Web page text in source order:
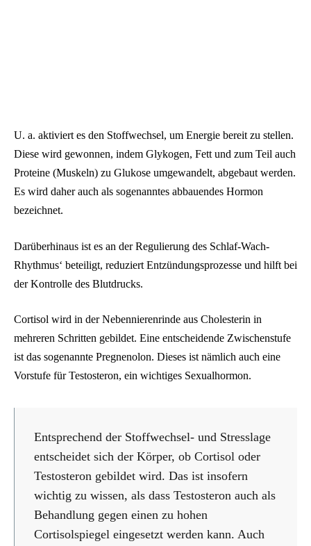
U. a. aktiviert es den Stoffwechsel, um Energie bereit zu stellen.
Diese wird gewonnen, indem Glykogen, Fett und zum Teil auch
Proteine (Muskeln) zu Glukose umgewandelt, abgebaut werden.
Es wird daher auch als sogenanntes abbauendes Hormon
bezeichnet.
Darüberhinaus ist es an der Regulierung des Schlaf-Wach-
Rhythmus‘ beteiligt, reduziert Entzündungsprozesse und hilft bei
der Kontrolle des Blutdrucks.
Cortisol wird in der Nebennierenrinde aus Cholesterin in
mehreren Schritten gebildet. Eine entscheidende Zwischenstufe
ist das sogenannte Pregnenolon. Dieses ist nämlich auch eine
Vorstufe für Testosteron, ein wichtiges Sexualhormon.
Entsprechend der Stoffwechsel- und Stresslage
entscheidet sich der Körper, ob Cortisol oder
Testosteron gebildet wird. Das ist insofern
wichtig zu wissen, als dass Testosteron auch als
Behandlung gegen einen zu hohen
Cortisolspiegel eingesetzt werden kann. Auch